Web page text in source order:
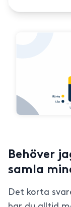
Behöver
samla
Det korta